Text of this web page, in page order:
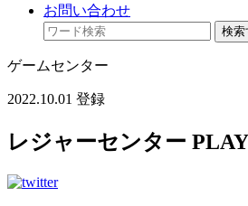
お問い合わせ
検索
ゲームセンター
2022.10.01 登録
レジャーセンター